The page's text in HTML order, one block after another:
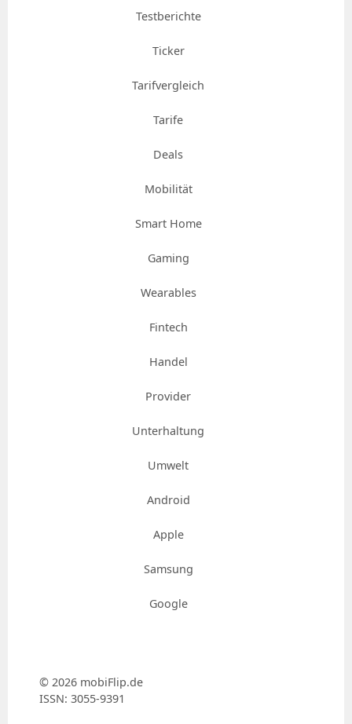
Testberichte
Ticker
Tarifvergleich
Tarife
Deals
Mobilität
Smart Home
Gaming
Wearables
Fintech
Handel
Provider
Unterhaltung
Umwelt
Android
Apple
Samsung
Google
© 2026 mobiFlip.de
ISSN: 3055-9391